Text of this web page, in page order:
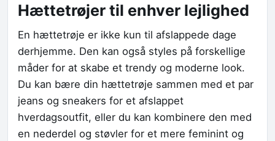
Hættetrøjer til enhver lejlighed
En hættetrøje er ikke kun til afslappede dage
derhjemme. Den kan også styles på forskellige
måder for at skabe et trendy og moderne look.
Du kan bære din hættetrøje sammen med et par
jeans og sneakers for et afslappet
hverdagsoutfit, eller du kan kombinere den med
en nederdel og støvler for et mere feminint og